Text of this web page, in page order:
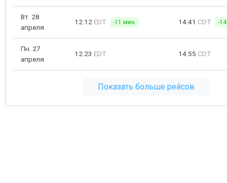
Вт. 28
апреля
12:12 EDT -11 мин. 14:41 CDT -
Пн. 27
апреля
12:23 EDT 14:55 CDT
Показать больше рейсов